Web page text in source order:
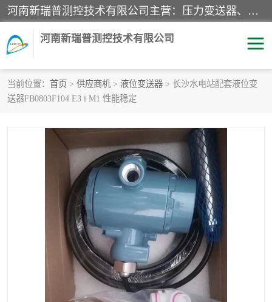
河南新瑞普测控技术有限公司主营：压力变送器、液位变送器、差压变送器、雷达料位计、电容物位计、温度显示控制仪表、电量变送器、流量计、工业自动化系统成套设备。
河南新瑞普测控技术有限公司
当前位置： 首页 > 供应商机 > 液位变送器 > 长沙水电站配套液位变
送器FB0803F104 E3 i M1 性能稳定